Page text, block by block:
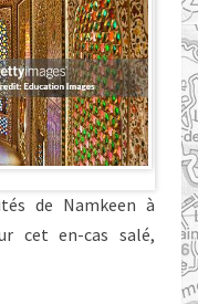
de Namkeen à
cet en-cas salé,